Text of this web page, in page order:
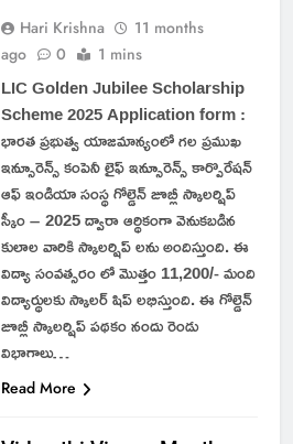
Hari Krishna
11 months
ago
0 1 mins
LIC Golden Jubilee Scholarship
Scheme 2025 Application form :
భారత ప్రభుత్వ యాజమాన్యంలో గల ప్రముఖ
ఇన్సూరెన్స్ కంపెనీ లైఫ్ ఇన్సూరెన్స్ కార్పొరేషన్
ఆఫ్ ఇండియా సంస్థ గోల్డెన్ జూబ్లీ స్కాలర్షిప్
స్కీం – 2025 ద్వారా ఆర్థికంగా వెనుకబడిన
కులాల వారికి స్కాలర్షిప్ లను అందిస్తుంది. ఈ
విద్యా సంవత్సరం లో మొత్తం 11,200/- మంది
విద్యార్థులకు స్కాలర్ షిప్ లభిస్తుంది. ఈ గోల్డెన్
జూబ్లీ స్కాలర్షిప్ పథకం నందు రెండు
విభాగాలు…
Read More